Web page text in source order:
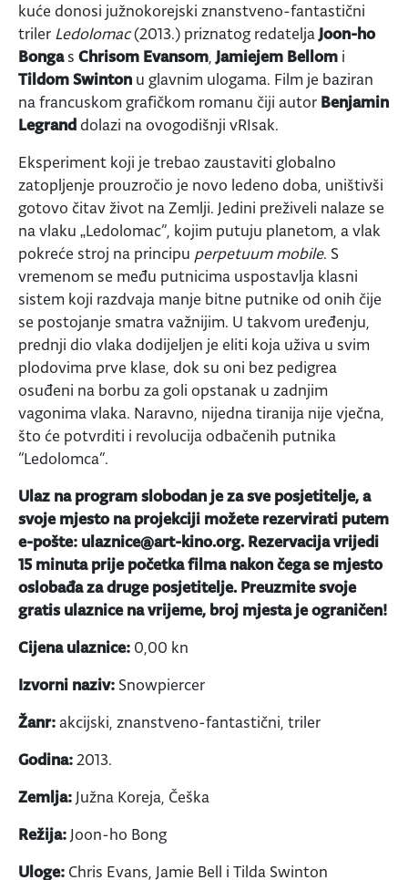
kuće donosi južnokorejski znanstveno-fantastični
triler Ledolomac(2013.) priznatog redateljaJoon-ho
Bongas Chrisom Evansom, Jamiejem Bellom i
Tildom Swinton u glavnim ulogama. Film je baziran
na francuskom grafičkom romanu čiji autor Benjamin
Legranddolazi na ovogodišnji vRIsak.
Eksperiment koji je trebao zaustaviti globalno
zatopljenje prouzročio je novo ledeno doba, uništivši
gotovo čitav život na Zemlji. Jedini preživeli nalaze se
na vlaku „Ledolomac”, kojim putuju planetom, a vlak
pokreće stroj na principu perpetuum mobile. S
vremenom se među putnicima uspostavlja klasni
sistem koji razdvaja manje bitne putnike od onih čije
se postojanje smatra važnijim. U takvom uređenju,
prednji dio vlaka dodijeljen je eliti koja uživa u svim
plodovima prve klase, dok su oni bez pedigrea
osuđeni na borbu za goli opstanak u zadnjim
vagonima vlaka. Naravno, nijedna tiranija nije vječna,
što će potvrditi i revolucija odbačenih putnika
“Ledolomca”.
Ulaz na program slobodan je za sve posjetitelje, a
svoje mjesto na projekciji možete rezervirati putem
e-pošte: ulaznice@art-kino.org. Rezervacija vrijedi
15 minuta prije početka filma nakon čega se mjesto
oslobađa za druge posjetitelje. Preuzmite svoje
gratis ulaznice na vrijeme, broj mjesta je ograničen!
Cijena ulaznice: 0,00 kn
Izvorni naziv: Snowpiercer
Žanr:akcijski, znanstveno-fantastični, triler
Godina:2013.
Zemlja: Južna Koreja, Češka
Režija: Joon-ho Bong
Uloge: Chris Evans, Jamie Bell i Tilda Swinton